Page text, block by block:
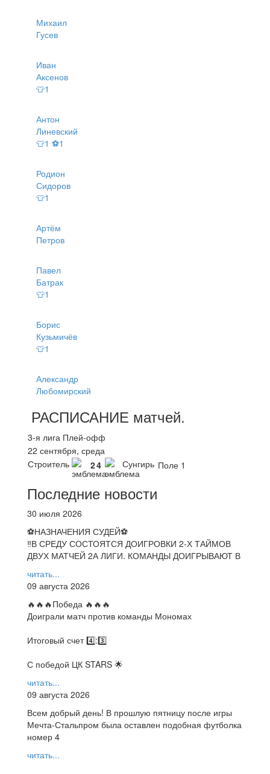
Михаил
Гусев
Иван
Аксенов
👕1
Антон
Линевский
👕1 ⚽1
Родион
Сидоров
👕1
Артём
Петров
Павел
Батрак
👕1
Борис
Кузьмичёв
👕1
Александр
Любомирский
РАСПИСАНИЕ матчей.
3-я лига Плей-офф
22 сентября, среда
Строитель
24 Сунгирь Поле 1
Последние новости
30 июля 2026
⚽НАЗНАЧЕНИЯ СУДЕЙ⚽
‼В СРЕДУ СОСТОЯТСЯ ДОИГРОВКИ 2-Х ТАЙМОВ
ДВУХ МАТЧЕЙ 2А ЛИГИ. КОМАНДЫ ДОИГРЫВАЮТ В
читать...
09 августа 2026
🔥🔥🔥Победа 🔥🔥🔥
Доиграли матч против команды Мономах
Итоговый счет 4️⃣:3️⃣
С победой ЦК STARS 🌟
читать...
09 августа 2026
Всем добрый день! В прошлую пятницу после игры
Мечта-Стальпром была оставлен подобная футболка
номер 4
читать...